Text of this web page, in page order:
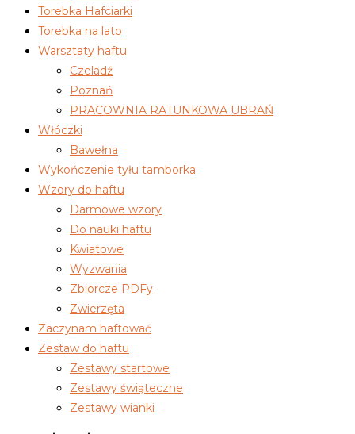
Torebka Hafciarki
Torebka na lato
Warsztaty haftu
Czeladź
Poznań
PRACOWNIA RATUNKOWA UBRAŃ
Włóczki
Bawełna
Wykończenie tyłu tamborka
Wzory do haftu
Darmowe wzory
Do nauki haftu
Kwiatowe
Wyzwania
Zbiorcze PDFy
Zwierzęta
Zaczynam haftować
Zestaw do haftu
Zestawy startowe
Zestawy świąteczne
Zestawy wianki